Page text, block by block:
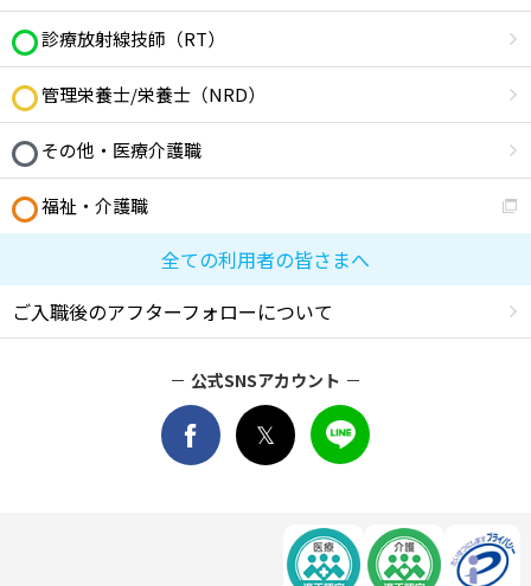
診療放射線技師（RT）
管理栄養士/栄養士（NRD）
その他・医療介護職
福祉・介護職
全ての利用者の皆さまへ
ご入職後のアフターフォローについて
公式SNSアカウント